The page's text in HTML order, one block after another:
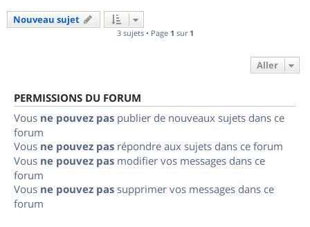
Nouveau sujet
3 sujets • Page 1 sur 1
Aller
PERMISSIONS DU FORUM
Vous ne pouvez pas publier de nouveaux sujets dans ce
forum
Vous ne pouvez pas répondre aux sujets dans ce forum
Vous ne pouvez pas modifier vos messages dans ce
forum
Vous ne pouvez pas supprimer vos messages dans ce
forum